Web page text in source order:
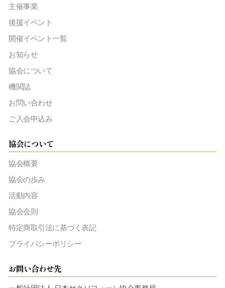
主催事業
後援イベント
開催イベント一覧
お知らせ
協会について
機関誌
お問い合わせ
ご入会申込み
協会について
協会概要
協会の歩み
活動内容
協会会則
特定商取引法に基づく表記
プライバシーポリシー
お問い合わせ先